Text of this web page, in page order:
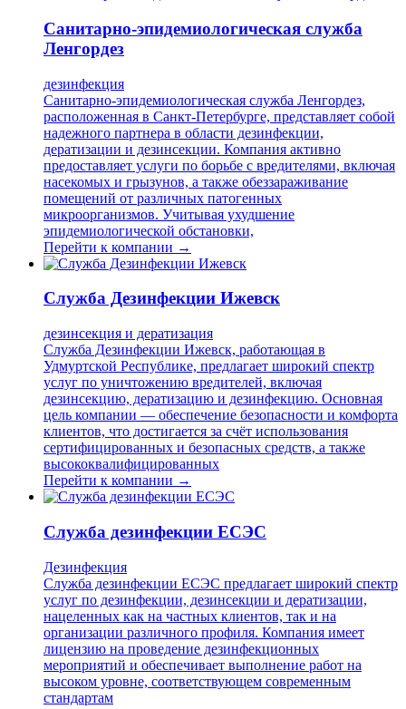
Санитарно-эпидемиологическая служба
Ленгордез
дезинфекция
Санитарно-эпидемиологическая служба Ленгордез,
расположенная в Санкт-Петербурге, представляет собой
надежного партнера в области дезинфекции,
дератизации и дезинсекции. Компания активно
предоставляет услуги по борьбе с вредителями, включая
насекомых и грызунов, а также обеззараживание
помещений от различных патогенных
микроорганизмов. Учитывая ухудшение
эпидемиологической обстановки,
Перейти к компании →
Служба Дезинфекции Ижевск
дезинсекция и дератизация
Служба Дезинфекции Ижевск, работающая в
Удмуртской Республике, предлагает широкий спектр
услуг по уничтожению вредителей, включая
дезинсекцию, дератизацию и дезинфекцию. Основная
цель компании — обеспечение безопасности и комфорта
клиентов, что достигается за счёт использования
сертифицированных и безопасных средств, а также
высококвалифицированных
Перейти к компании →
Служба дезинфекции ЕСЭС
Дезинфекция
Служба дезинфекции ЕСЭС предлагает широкий спектр
услуг по дезинфекции, дезинсекции и дератизации,
нацеленных как на частных клиентов, так и на
организации различного профиля. Компания имеет
лицензию на проведение дезинфекционных
мероприятий и обеспечивает выполнение работ на
высоком уровне, соответствующем современным
стандартам